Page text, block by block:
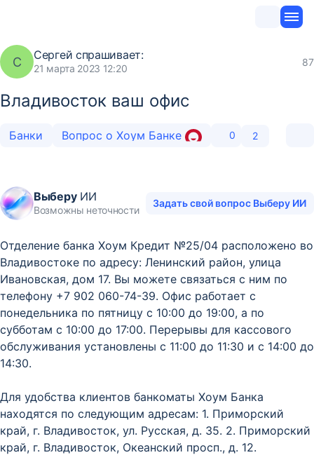
С Сергей спрашивает:
21 марта 2023 12:20
87
Владивосток ваш офис
Банки Вопрос о Хоум Банке 0 2
ВыберуИИ
Возможны неточности
Задать свой вопрос Выберу ИИ
Отделение банка Хоум Кредит №25/04 расположено во
Владивостоке по адресу: Ленинский район, улица
Ивановская, дом 17. Вы можете связаться с ним по
телефону +7 902 060-74-39. Офис работает с
понедельника по пятницу с 10:00 до 19:00, а по
субботам с 10:00 до 17:00. Перерывы для кассового
обслуживания установлены с 11:00 до 11:30 и с 14:00 до
14:30.
Для удобства клиентов банкоматы Хоум Банка
находятся по следующим адресам: 1. Приморский
край, г. Владивосток, ул. Русская, д. 35. 2. Приморский
край, г. Владивосток, Океанский просп., д. 12.